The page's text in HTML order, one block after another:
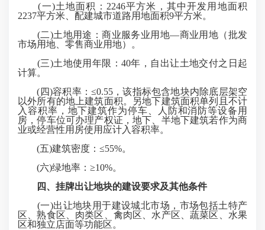
(一)土地面积：2246平方米，其中开发用地面积
2237平方米、配建城市道路用地面积9平方米。
(二)土地用途：商业服务业用地—商业用地（批发
市场用地、零售商业用地）。
(三)土地使用年限：40年，自出让土地交付之日起
计算。
(四)容积率：≤0.55，该指标包含地块内除底层架空
以外所有的地上建筑面积。另地下建筑面积单列且不计
入容积率，地下建筑作为停车、人防和消防等设备用
房，停车位可办理产权证，地下、半地下建筑若作为商
业或经营性用房使用应计入容积率。
(五)建筑密度：≤55%。
(六)绿地率：≥10%。
四、挂牌出让地块的建设要求及其他条件
(一)出让地块用于建设城北市场，市场包括土特产
区、熟食区、肉类区、禽肉区、水产区、蔬菜区、水果
区和独立店面等功能区。